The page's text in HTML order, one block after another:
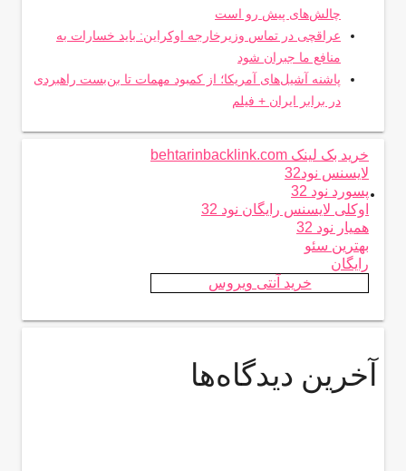
چالش‌های پیش رو است
عراقچی در تماس وزیرخارجه اوکراین: باید خسارات به
منافع ما جبران شود
پاشنه آشیل‌های آمریکا؛ از کمبود مهمات تا بن‌بست راهبردی
در برابر ایران + فیلم
.
خرید بک لینک behtarinbacklink.com
لایسنس نود32
پسورد نود 32
اوکلی لایسنس رایگان نود 32
همیار نود 32
بهترین سئو
رایگان
خرید آنتی ویروس
آخرین دیدگاه‌ها